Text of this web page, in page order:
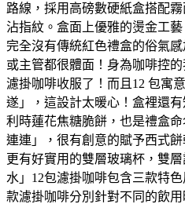
路線，採用高磅數硬紙盒搭配
沾指紋。盒面上優雅的燙金工
完全沒有傳統紅色禮盒的俗氣
或主管都很體面！身為咖啡控
濾掛咖啡收服了！而且12 包寓
遂」，這設計太暖心！盒裡還
利時蓮花焦糖脆餅，也是禮盒
連連」，很有創意的賦予西式餅
更有好實用的雙層玻璃杯，雙
水」12包濾掛咖啡包含三款特
款濾掛咖啡分別針對不同的飲